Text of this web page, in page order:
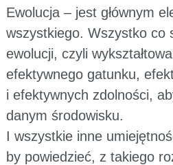
Ewolucja – jest głównym
wszystkiego. Wszystko co
ewolucji, czyli
efektywnego gatunku,
i efektywnych zdolności,
danym środowisku.
I wszystkie inne
by powiedzieć, z takiego